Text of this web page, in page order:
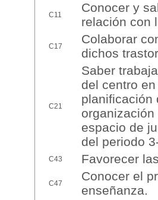
C11
Conocer y
relación con
C17
Colaborar
dichos
C21
Saber
del centro
planificación
espacio de
del periodo
C43 Favorecer
C47
Conocer el
enseñanza.